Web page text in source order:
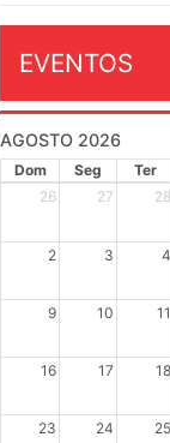
EVENTOS
AGOSTO 2026
Dom Seg Ter
26
27 28
2 3 4
9 10 11
16 17 18
23 24 25